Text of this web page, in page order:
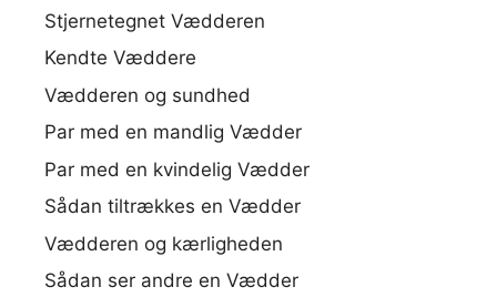
Stjernetegnet Vædderen
Kendte Væddere
Vædderen og sundhed
Par med en mandlig Vædder
Par med en kvindelig Vædder
Sådan tiltrækkes en Vædder
Vædderen og kærligheden
Sådan ser andre en Vædder